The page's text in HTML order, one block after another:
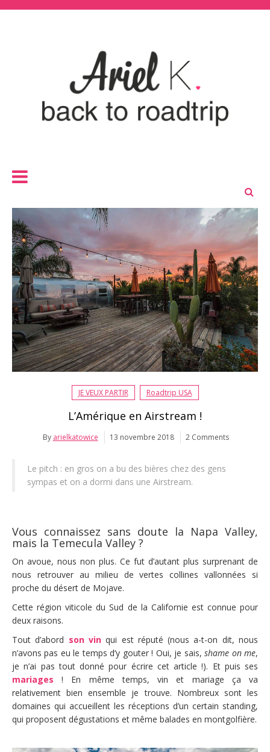
JE VEUX PARTIR Roadtrip USA
L’Amérique en Airstream !
By arielkatowice 13 novembre 2018 2 Comments
Le pitch : en gros on a bu des bières chez des gens
sympas et on a dormi dans une Airstream.
Vous connaissez sans doute la Napa Valley,
mais la Temecula Valley ?
On avoue, nous non plus. Ce fut d’autant plus surprenant de
nous retrouver au milieu de vertes collines vallonnées si
proche du désert de Mojave.
Cette région viticole du Sud de la Californie est connue pour
deux raisons.
Tout d’abord son vinqui est réputé (nous a-t-on dit, nous
n’avons pas eu le temps d’y gouter ! Oui, je sais,shame on me,
je n’ai pas tout donné pour écrire cet article !). Et puis ses
mariages ! En même temps, vin et mariage ça va
relativement bien ensemble je trouve. Nombreux sont les
domaines qui accueillent les réceptions d’un certain standing,
qui proposent dégustations et même balades en montgolfière.